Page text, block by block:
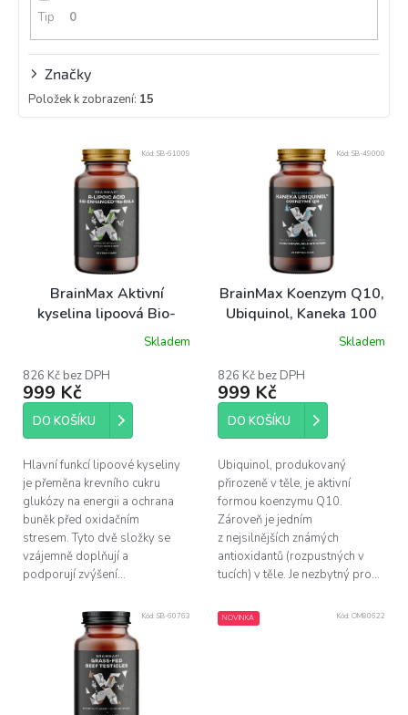
Tip 0
Značky
Položek k zobrazení: 15
t
ů
BrainMax Aktivní
kyselina lipoová Bio-
Enhanced Na-RALA, 60
Skladem
826 Kč bez DPH
999 Kč
DO KOŠÍKU
Hlavní funkcí lipoové kyseliny
je přeměna krevního cukru
glukózy na energii a ochrana
buněk před oxidačním
stresem. Tyto dvě složky se
vzájemně doplňují a
podporují zvýšení...
Kód: SB-61009
BrainMax Koenzym Q10,
Ubiquinol, Kaneka 100
mg, 60 softgel kapslí
produktu
je
5,0
5
Skladem
826 Kč bez DPH
999 Kč
DO KOŠÍKU
Ubiquinol, produkovaný
přirozeně v těle, je aktivní
formou koenzymu Q10.
Zároveň je jedním
z nejsilnějších známých
antioxidantů (rozpustných v
tucích) v těle. Je nezbytný pro...
Kód: SB-49000
Kód: SB-60763 NOVINKA Kód: OM80622